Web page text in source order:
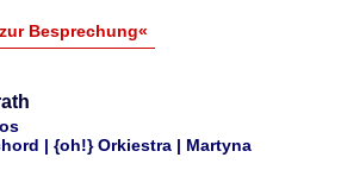
Besprechung«
| {oh!} Orkiestra | Martyna